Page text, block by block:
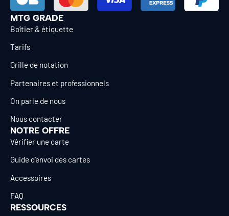
MTG GRADE
Boîtier & étiquette
Tarifs
Grille de notation
Partenaires et professionnels
On parle de nous
Nous contacter
NOTRE OFFRE
Vérifier une carte
Guide d’envoi des cartes
Accessoires
FAQ
RESSOURCES